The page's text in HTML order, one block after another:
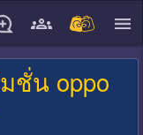
ชั่น oppo
close